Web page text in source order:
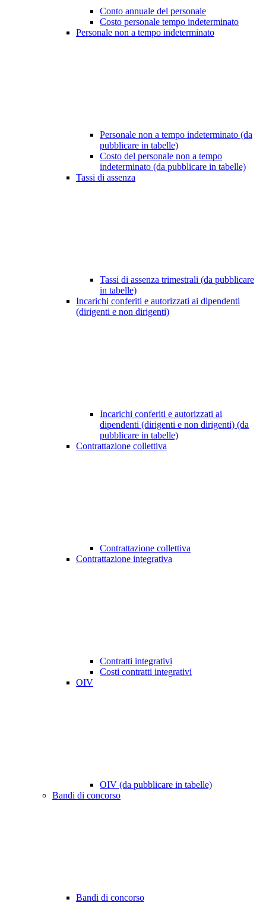
Conto annuale del personale
Costo personale tempo indeterminato
Personale non a tempo indeterminato
Personale non a tempo indeterminato (da
pubblicare in tabelle)
Costo del personale non a tempo
indeterminato (da pubblicare in tabelle)
Tassi di assenza
Tassi di assenza trimestrali (da pubblicare
in tabelle)
Incarichi conferiti e autorizzati ai dipendenti
(dirigenti e non dirigenti)
Incarichi conferiti e autorizzati ai
dipendenti (dirigenti e non dirigenti) (da
pubblicare in tabelle)
Contrattazione collettiva
Contrattazione collettiva
Contrattazione integrativa
Contratti integrativi
Costi contratti integrativi
OIV
OIV (da pubblicare in tabelle)
Bandi di concorso
Bandi di concorso